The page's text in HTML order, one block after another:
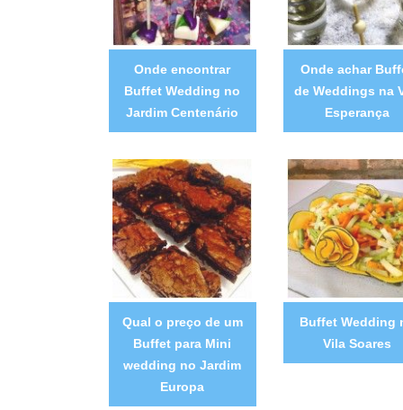
Onde encontrar
Buffet Wedding no
Jardim Centenário
Onde achar
de Weddings na
Esperança
Qual o preço de um
Buffet para Mini
wedding no Jardim
Europa
Buffet Wedding
Vila Soares